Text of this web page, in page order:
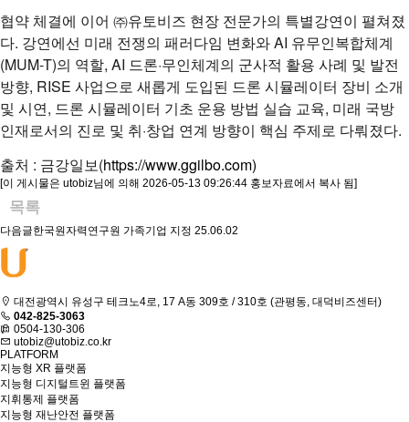
협약 체결에 이어 ㈜유토비즈 현장 전문가의 특별강연이 펼쳐졌
다. 강연에선 미래 전쟁의 패러다임 변화와 AI 유무인복합체계
(MUM-T)의 역할, AI 드론·무인체계의 군사적 활용 사례 및 발전
방향, RISE 사업으로 새롭게 도입된 드론 시뮬레이터 장비 소개
및 시연, 드론 시뮬레이터 기초 운용 방법 실습 교육, 미래 국방
인재로서의 진로 및 취·창업 연계 방향이 핵심 주제로 다뤄졌다.
출처 : 금강일보(https://www.ggilbo.com)
[이 게시물은 utobiz님에 의해 2026-05-13 09:26:44 홍보자료에서 복사 됨]
목록
다음글한국원자력연구원 가족기업 지정 25.06.02
대전광역시 유성구 테크노4로, 17 A동 309호 / 310호 (관평동, 대덕비즈센터)
042-825-3063
0504-130-306
utobiz@utobiz.co.kr
PLATFORM
지능형 XR 플랫폼
지능형 디지털트윈 플랫폼
지휘통제 플랫폼
지능형 재난안전 플랫폼